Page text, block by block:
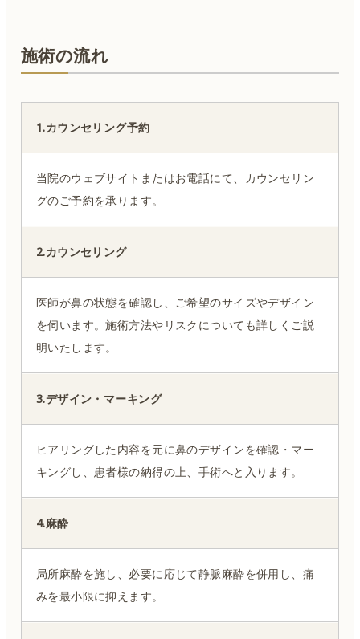
施術の流れ
1.カウンセリング予約
当院のウェブサイトまたはお電話にて、カウンセリン
グのご予約を承ります。
2.カウンセリング
医師が鼻の状態を確認し、ご希望のサイズやデザイン
を伺います。施術方法やリスクについても詳しくご説
明いたします。
3.デザイン・マーキング
ヒアリングした内容を元に鼻のデザインを確認・マー
キングし、患者様の納得の上、手術へと入ります。
4.麻酔
局所麻酔を施し、必要に応じて静脈麻酔を併用し、痛
みを最小限に抑えます。